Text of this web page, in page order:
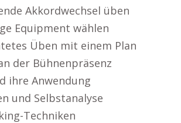
Akkordwechsel üben
Equipment wählen
Üben mit einem Plan
der Bühnenpräsenz
ihre Anwendung
und Selbstanalyse
Techniken